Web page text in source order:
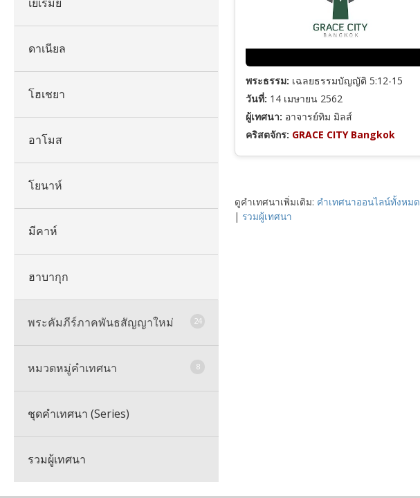
ดาเนียล
โฮเชยา
อาโมส
โยนาห์
มีคาห์
ฮาบากุก
พระคัมภีร์ภาคพันธสัญญาใหม่ 24
รวมพระคัมภีร์ภาคพันธสัญญาใหม่
มัทธิว
มาระโก
หมวดหมู่คำเทศนา 8
รวมหมวดหมู่คำเทศนาทั้งหมด
พระคุณและความรอด
ชุดคำเทศนา (Series)
รวมผู้เทศนา
พระธรรม: เฉลยธรรมบัญญัติ 5:12-15
วันที่: 14 เมษายน 2562
ผู้เทศนา: อาจารย์ทิม มิลส์
คริสตจักร: GRACE CITY Bangkok
ดูคำเทศนาเพิ่มเติม: คำเทศนาออนไลน์ทั้งหมด
|รวมผู้เทศนา